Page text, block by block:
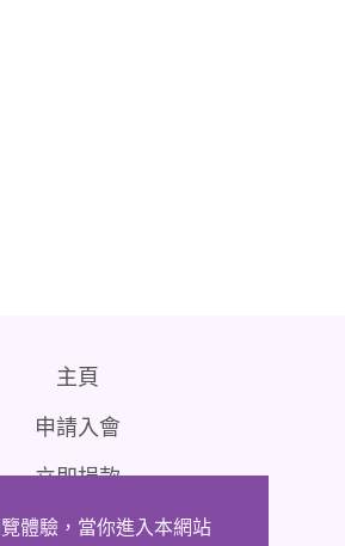
體驗，當你進入本網站
主頁
申請入會
立即捐款
聯絡我們